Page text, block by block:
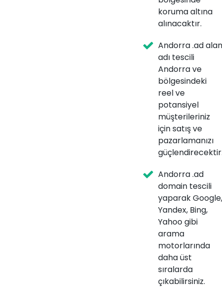
koruma altına
alınacaktır.
Andorra .ad alan
adı tescili
Andorra ve
bölgesindeki
reel ve
potansiyel
müşterileriniz
için satış ve
pazarlamanızı
Andorra .ad
domain tescili
yaparak Google,
Yandex, Bing,
Yahoo gibi
arama
motorlarında
daha üst
sıralarda
çıkabilirsiniz.